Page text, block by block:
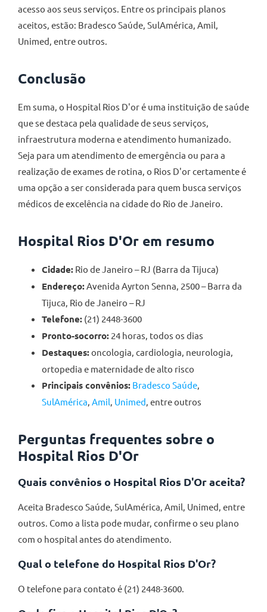
acesso aos seus serviços. Entre os principais planos
aceitos, estão: Bradesco Saúde, SulAmérica, Amil,
Unimed, entre outros.
Conclusão
Em suma, o Hospital Rios D'or é uma instituição de saúde
que se destaca pela qualidade de seus serviços,
infraestrutura moderna e atendimento humanizado.
Seja para um atendimento de emergência ou para a
realização de exames de rotina, o Rios D'or certamente é
uma opção a ser considerada para quem busca serviços
médicos de excelência na cidade do Rio de Janeiro.
Hospital Rios D'Or em resumo
Cidade: Rio de Janeiro – RJ (Barra da Tijuca)
Endereço: Avenida Ayrton Senna, 2500 – Barra da
Tijuca, Rio de Janeiro – RJ
Telefone: (21) 2448-3600
Pronto-socorro: 24 horas, todos os dias
Destaques:oncologia, cardiologia, neurologia,
ortopedia e maternidade de alto risco
Principais convênios: Bradesco Saúde
SulAmérica Amil Unimed , entre outros
Perguntas frequentes sobre o
Hospital Rios D'Or
Quais convênios o Hospital Rios D'Or aceita?
Aceita Bradesco Saúde, SulAmérica, Amil, Unimed, entre
outros. Como a lista pode mudar, confirme o seu plano
com o hospital antes do atendimento.
Qual o telefone do Hospital Rios D'Or?
O telefone para contato é (21) 2448-3600.